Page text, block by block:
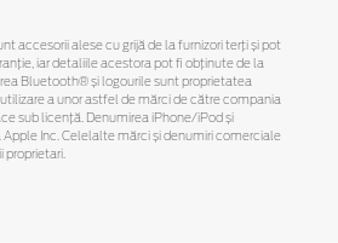
accesorii alese cu grijă de la furnizori terți și pot
iar detaliile acestora pot fi obținute de la
Bluetooth® și logourile sunt proprietatea
utilizare a unor astfel de mărci de către compania
sub licență. Denumirea iPhone/iPod și
Inc. Celelalte mărci și denumiri comerciale
proprietari.